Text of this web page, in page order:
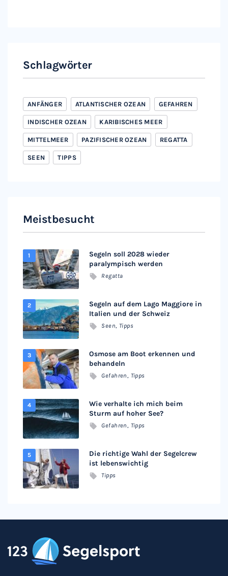
Schlagwörter
ANFÄNGER ATLANTISCHER OZEAN GEFAHREN
INDISCHER OZEAN KARIBISCHES MEER
MITTELMEER PAZIFISCHER OZEAN REGATTA
SEEN TIPPS
Meistbesucht
Segeln soll 2028 wieder
paralympisch werden
Regatta
Segeln auf dem Lago Maggiore in
Italien und der Schweiz
Seen, Tipps
Osmose am Boot erkennen und
behandeln
Gefahren, Tipps
Wie verhalte ich mich beim
Sturm auf hoher See?
Gefahren, Tipps
Die richtige Wahl der Segelcrew
ist lebenswichtig
Tipps